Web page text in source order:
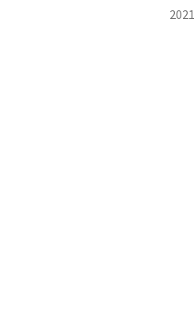
2021